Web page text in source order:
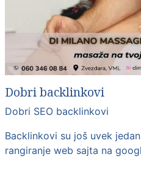
Dobri backlinkovi
Dobri SEO backlinkovi
Backlinkovi su još uvek
rangiranje web sajta na